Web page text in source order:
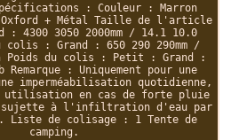
: Couleur : Marron
Oxford + Métal Taille de l'article
4300 3050 2000mm / 14.1 10.0
: Grand : 650 290 290mm /
Poids du colis : Petit : Grand :
: Uniquement pour une
imperméabilisation quotidienne,
utilisation en cas de forte pluie
à l'infiltration d'eau par
Liste de colisage : 1 Tente de
camping.